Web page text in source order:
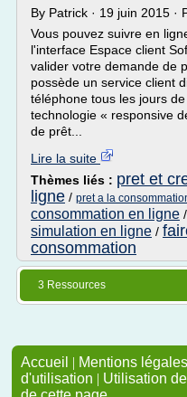
By Patrick · 19 juin 2015 ·
Vous pouvez suivre en
l'interface Espace client
valider votre demande de
possède un service client
téléphone tous les jours
technologie « responsive
de prêt...
Lire la suite
Thèmes liés : pret et
ligne / pret a la
consommation en ligne /
simulation en ligne /
consommation
3 Ressources
Accueil | Mentions légales
d'utilisation | Utilisation